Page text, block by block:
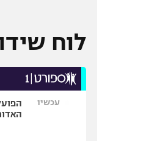
שחייה
ג'ודו
לוח
עכשיו